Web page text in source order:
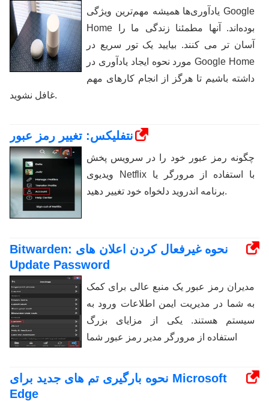
یادآوری‌ها همیشه مهم‌ترین ویژگی Google
Home بوده‌اند. آنها مطمئنا زندگی ما را
آسان تر می کنند. بیایید یک تور سریع در
مورد نحوه ایجاد یادآوری در Google Home
داشته باشیم تا هرگز از انجام کارهای مهم
غافل نشوید.
نتفلیکس: تغییر رمز عبور
چگونه رمز عبور خود را در سرویس پخش
ویدیوی Netflix با استفاده از مرورگر یا
برنامه اندروید دلخواه خود تغییر دهید.
Bitwarden: نحوه غیرفعال کردن اعلان های
Update Password
مدیران رمز عبور یک منبع عالی برای کمک
به شما در مدیریت ایمن اطلاعات ورود به
سیستم هستند. یکی از مزایای بزرگ
استفاده از مرورگر مدیر رمز عبور شما
نحوه بارگیری تم های جدید برای Microsoft
Edge